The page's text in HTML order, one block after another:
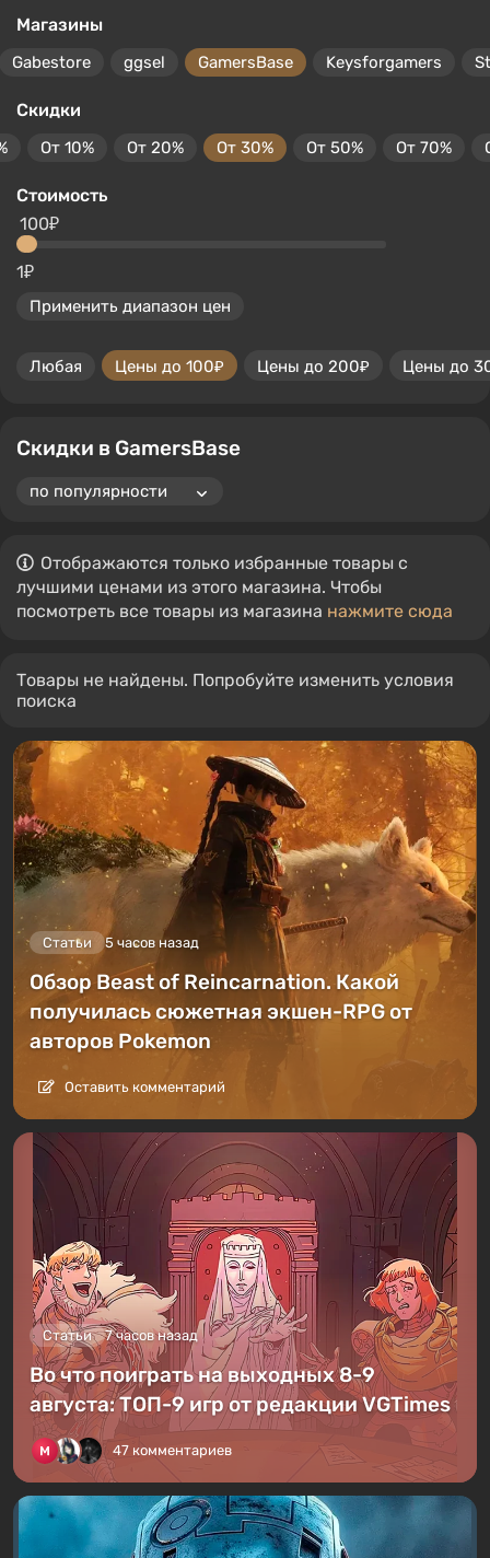
Магазины
Gabestore ggsel GamersBase Keysforgamers
Скидки
От 10% От 20% От 30% От 50% От 70%
Стоимость
1₽
100₽
Применить диапазон цен
Любая Цены до 100₽ Цены до 200₽ Цены до
Скидки в GamersBase
Отображаются только избранные товары с
лучшими ценами из этого магазина. Чтобы
посмотреть все товары из магазина нажмите сюда
Товары не найдены. Попробуйте изменить условия
поиска
Статьи 5 часов назад
Обзор Beast of Reincarnation. Какой
получилась сюжетная экшен-RPG от
авторов Pokemon
Оставить комментарий
Статьи 7 часов назад
Во что поиграть на выходных 8-9
августа: ТОП-9 игр от редакции VGTimes
47 комментариев